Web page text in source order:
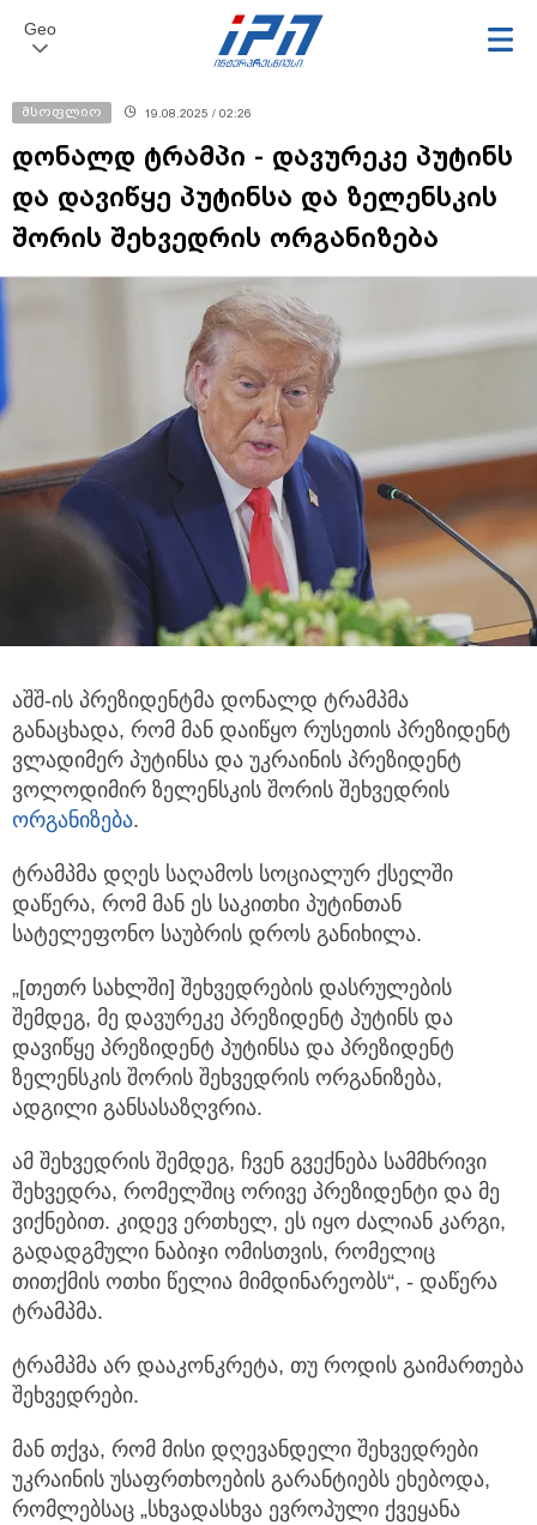
Geo
მსოფლიო 19.08.2025 / 02:26
დონალდ ტრამპი - დავურეკე პუტინს
და დავიწყე პუტინსა და ზელენსკის
შორის შეხვედრის ორგანიზება
აშშ-ის პრეზიდენტმა დონალდ ტრამპმა
განაცხადა, რომ მან დაიწყო რუსეთის პრეზიდენტ
ვლადიმერ პუტინსა და უკრაინის პრეზიდენტ
ვოლოდიმირ ზელენსკის შორის შეხვედრის
ორგანიზება.
ტრამპმა დღეს საღამოს სოციალურ ქსელში
დაწერა, რომ მან ეს საკითხი პუტინთან
სატელეფონო საუბრის დროს განიხილა.
„[თეთრ სახლში] შეხვედრების დასრულების
შემდეგ, მე დავურეკე პრეზიდენტ პუტინს და
დავიწყე პრეზიდენტ პუტინსა და პრეზიდენტ
ზელენსკის შორის შეხვედრის ორგანიზება,
ადგილი განსასაზღვრია.
ამ შეხვედრის შემდეგ, ჩვენ გვექნება სამმხრივი
შეხვედრა, რომელშიც ორივე პრეზიდენტი და მე
ვიქნებით. კიდევ ერთხელ, ეს იყო ძალიან კარგი,
გადადგმული ნაბიჯი ომისთვის, რომელიც
თითქმის ოთხი წელია მიმდინარეობს“, - დაწერა
ტრამპმა.
ტრამპმა არ დააკონკრეტა, თუ როდის გაიმართება
შეხვედრები.
მან თქვა, რომ მისი დღევანდელი შეხვედრები
უკრაინის უსაფრთხოების გარანტიებს ეხებოდა,
რომლებსაც „სხვადასხვა ევროპული ქვეყანა